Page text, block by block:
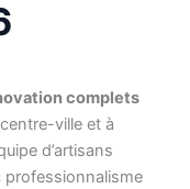
complets
ville et à
d’artisans
professionnalisme